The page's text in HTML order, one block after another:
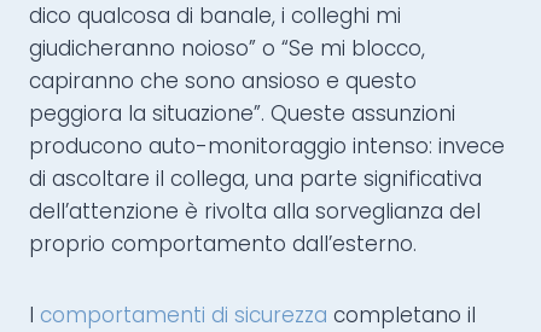
dico qualcosa di banale, i colleghi mi
giudicheranno noioso” o “Se mi blocco,
capiranno che sono ansioso e questo
peggiora la situazione”. Queste assunzioni
producono auto-monitoraggio intenso: invece
di ascoltare il collega, una parte significativa
dell’attenzione è rivolta alla sorveglianza del
proprio comportamento dall’esterno.
I comportamenti di sicurezza completano il